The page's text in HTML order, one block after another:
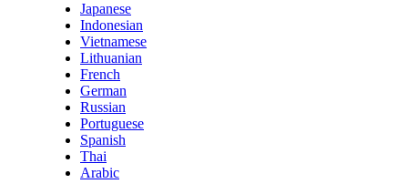
Japanese
Indonesian
Vietnamese
Lithuanian
French
German
Russian
Portuguese
Spanish
Thai
Arabic